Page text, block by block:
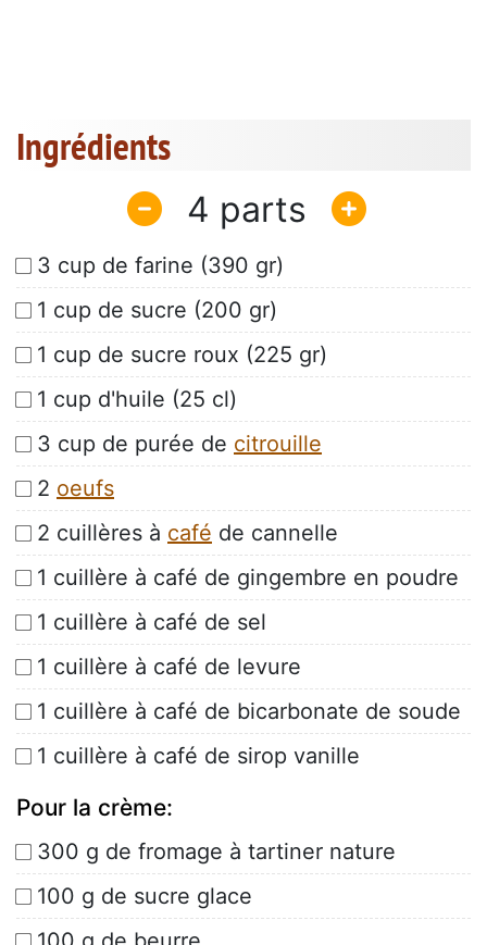
Ingrédients
4
3 cup de farine (390 gr)
1 cup de sucre (200 gr)
1 cup de sucre roux (225 gr)
1 cup d'huile (25 cl)
3 cup de purée de citrouille
2 oeufs
2 cuillères à café de cannelle
1 cuillère à café de gingembre en poudre
1 cuillère à café de sel
1 cuillère à café de levure
1 cuillère à café de bicarbonate de soude
1 cuillère à café de sirop vanille
Pour la crème:
300 g de fromage à tartiner nature
100 g de sucre glace